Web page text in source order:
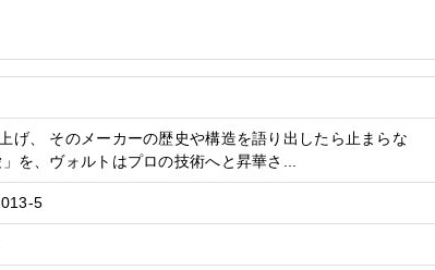
げ、 そのメーカーの歴史や構造を語り出したら止まらな
を、ヴォルトはプロの技術へと昇華さ...
5